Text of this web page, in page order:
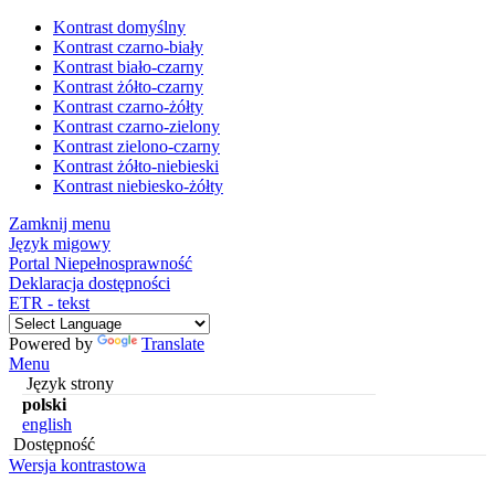
Kontrast domyślny
Kontrast czarno-biały
Kontrast biało-czarny
Kontrast żółto-czarny
Kontrast czarno-żółty
Kontrast czarno-zielony
Kontrast zielono-czarny
Kontrast żółto-niebieski
Kontrast niebiesko-żółty
Zamknij menu
Język migowy
Portal Niepełnosprawność
Deklaracja dostępności
ETR - tekst
Powered by
Translate
Menu
Język strony
polski
english
Dostępność
Wersja kontrastowa